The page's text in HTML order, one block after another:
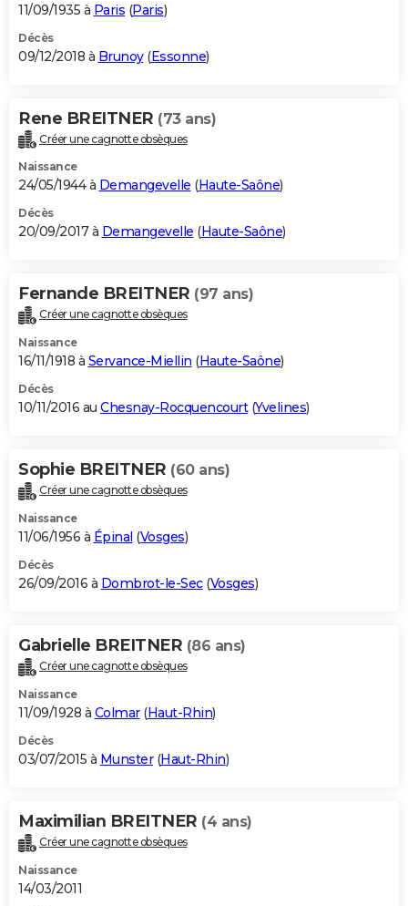
11/09/1935 à Paris (Paris)
Décès
09/12/2018 à Brunoy(Essonne)
Rene BREITNER (73 ans)
Créer une cagnotte obsèques
Naissance
24/05/1944 à Demangevelle (Haute-Saône)
Décès
20/09/2017 à Demangevelle (Haute-Saône)
Fernande BREITNER (97 ans)
Créer une cagnotte obsèques
Naissance
16/11/1918 à Servance-Miellin (Haute-Saône)
Décès
10/11/2016 au Chesnay-Rocquencourt(Yvelines)
Sophie BREITNER (60 ans)
Créer une cagnotte obsèques
Naissance
11/06/1956 à Épinal (Vosges)
Décès
26/09/2016 à Dombrot-le-Sec(Vosges)
Gabrielle BREITNER (86 ans)
Créer une cagnotte obsèques
Naissance
11/09/1928 à Colmar(Haut-Rhin)
Décès
03/07/2015 à Munster(Haut-Rhin)
Maximilian BREITNER (4 ans)
Créer une cagnotte obsèques
Naissance
14/03/2011